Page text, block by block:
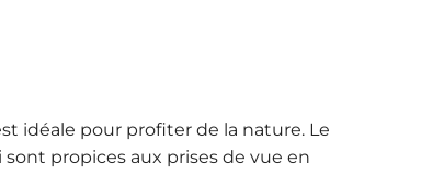
idéale pour profiter de la nature. Le
propices aux prises de vue en